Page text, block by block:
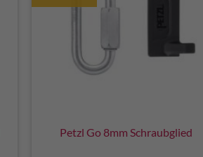
Petzl Go 8mm Schraubglied